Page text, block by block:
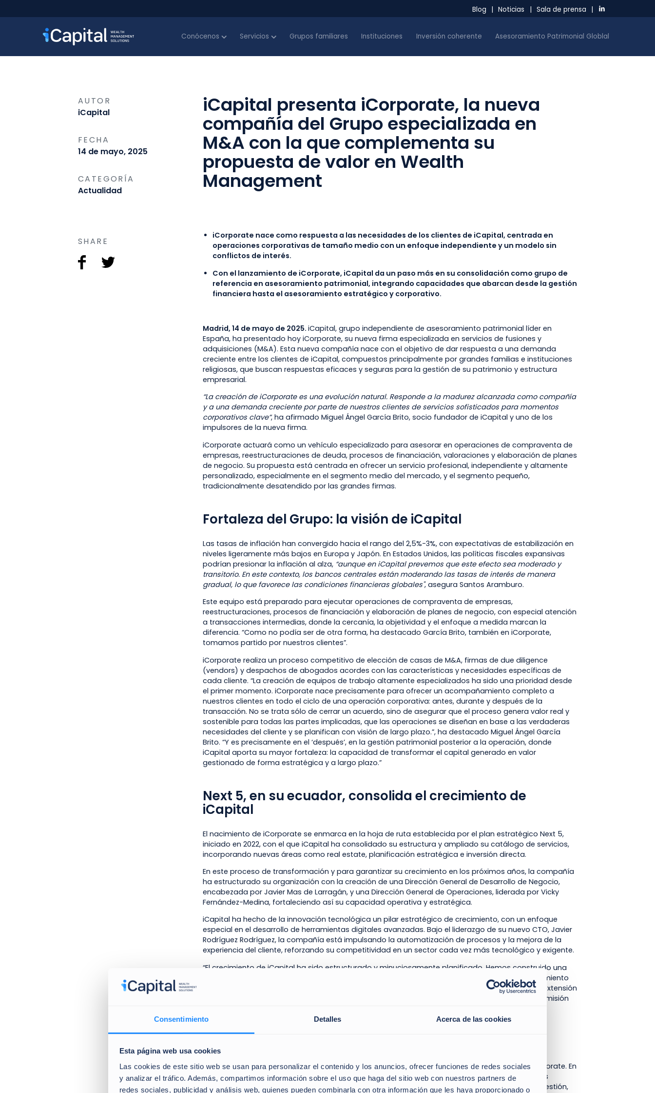
Consentimiento Detalles Acerca de las cookies
Esta página web usa cookies
Las cookies de este sitio web se usan para personalizar el contenido y los anuncios, ofrecer funciones de redes sociales
y analizar el tráfico. Además, compartimos información sobre el uso que haga del sitio web con nuestros partners de
redes sociales, publicidad y análisis web, quienes pueden combinarla con otra información que les haya proporcionado o
Blog | Noticias | Sala de prensa |
Conócenos Servicios Grupos familiares Instituciones Inversión coherente Asesoramiento Patrimonial Globlal
AUTOR
iCapital
FECHA
14 de mayo, 2025
CATEGORÍA
Actualidad
SHARE
iCapital presenta iCorporate, la nueva
compañía del Grupo especializada en
M&A con la que complementa su
propuesta de valor en Wealth
Management
iCorporate nace como respuesta a las necesidades de los clientes de iCapital, centrada en
operaciones corporativas de tamaño medio con un enfoque independiente y un modelo sin
conflictos de interés.
Con el lanzamiento de iCorporate, iCapital da un paso más en su consolidación como grupo de
referencia en asesoramiento patrimonial, integrando capacidades que abarcan desde la gestión
financiera hasta el asesoramiento estratégico y corporativo.
Madrid, 14 de mayo de 2025. iCapital, grupo independiente de asesoramiento patrimonial líder en
España, ha presentado hoy iCorporate, su nueva firma especializada en servicios de fusiones y
adquisiciones (M&A). Esta nueva compañía nace con el objetivo de dar respuesta a una demanda
creciente entre los clientes de iCapital, compuestos principalmente por grandes familias e instituciones
religiosas, que buscan respuestas eficaces y seguras para la gestión de su patrimonio y estructura
empresarial.
“La creación de iCorporate es una evolución natural. Responde a la madurez alcanzada como compañía
y a una demanda creciente por parte de nuestros clientes de servicios sofisticados para momentos
corporativos clave”, ha afirmado Miguel Ángel García Brito, socio fundador de iCapital y uno de los
impulsores de la nueva firma.
iCorporate actuará como un vehículo especializado para asesorar en operaciones de compraventa de
empresas, reestructuraciones de deuda, procesos de financiación, valoraciones y elaboración de planes
de negocio. Su propuesta está centrada en ofrecer un servicio profesional, independiente y altamente
personalizado, especialmente en el segmento medio del mercado, y el segmento pequeño,
tradicionalmente desatendido por las grandes firmas.
Fortaleza del Grupo: la visión de iCapital
Las tasas de inflación han convergido hacia el rango del 2,5%-3%, con expectativas de estabilización en
niveles ligeramente más bajos en Europa y Japón. En Estados Unidos, las políticas fiscales expansivas
podrían presionar la inflación al alza, “aunque en iCapital prevemos que este efecto sea moderado y
transitorio. En este contexto, los bancos centrales están moderando las tasas de interés de manera
gradual, lo que favorece las condiciones financieras globales", asegura Santos Aramburo.
Este equipo está preparado para ejecutar operaciones de compraventa de empresas,
reestructuraciones, procesos de financiación y elaboración de planes de negocio, con especial atención
a transacciones intermedias, donde la cercanía, la objetividad y el enfoque a medida marcan la
diferencia. “Como no podía ser de otra forma, ha destacado García Brito, también en iCorporate,
tomamos partido por nuestros clientes”.
iCorporate realiza un proceso competitivo de elección de casas de M&A, firmas de due diligence
(vendors) y despachos de abogados acordes con las características y necesidades específicas de
cada cliente. “La creación de equipos de trabajo altamente especializados ha sido una prioridad desde
el primer momento. iCorporate nace precisamente para ofrecer un acompañamiento completo a
nuestros clientes en todo el ciclo de una operación corporativa: antes, durante y después de la
transacción. No se trata sólo de cerrar un acuerdo, sino de asegurar que el proceso genera valor real y
sostenible para todas las partes implicadas, que las operaciones se diseñan en base a las verdaderas
necesidades del cliente y se planifican con visión de largo plazo.”, ha destacado Miguel Ángel García
Brito. “Y es precisamente en el ‘después’, en la gestión patrimonial posterior a la operación, donde
iCapital aporta su mayor fortaleza: la capacidad de transformar el capital generado en valor
gestionado de forma estratégica y a largo plazo.”
Next 5, en su ecuador, consolida el crecimiento de
iCapital
El nacimiento de iCorporate se enmarca en la hoja de ruta establecida por el plan estratégico Next 5,
iniciado en 2022, con el que iCapital ha consolidado su estructura y ampliado su catálogo de servicios,
incorporando nuevas áreas como real estate, planificación estratégica e inversión directa.
En este proceso de transformación y para garantizar su crecimiento en los próximos años, la compañía
ha estructurado su organización con la creación de una Dirección General de Desarrollo de Negocio,
encabezada por Javier Mas de Larragán, y una Dirección General de Operaciones, liderada por Vicky
Fernández-Medina, fortaleciendo así su capacidad operativa y estratégica.
iCapital ha hecho de la innovación tecnológica un pilar estratégico de crecimiento, con un enfoque
especial en el desarrollo de herramientas digitales avanzadas. Bajo el liderazgo de su nuevo CTO, Javier
Rodríguez Rodríguez, la compañía está impulsando la automatización de procesos y la mejora de la
experiencia del cliente, reforzando su competitividad en un sector cada vez más tecnológico y exigente.
“El crecimiento de iCapital ha sido estructurado y minuciosamente planificado. Hemos construido una
compañía capaz de ofrecer soluciones integrales que combinan gestión patrimonial y asesoramiento
corporativo de alto nivel”, ha destacado Pablo Martínez-Arrarás, para quien “iCorporate es una extensión
natural de nuestra visión: acompañar al cliente en todas las etapas de creación, gestión y transmisión
La dimensión y los recursos del Grupo han sido clave para hacer posible el lanzamiento de iCorporate. En
los últimos tres años, la plantilla de iCapital ha crecido un 83 %, hasta alcanzar los 70 empleados
actuales. Además, en 2024, la compañía superó ampliamente sus previsiones en activos bajo gestión,